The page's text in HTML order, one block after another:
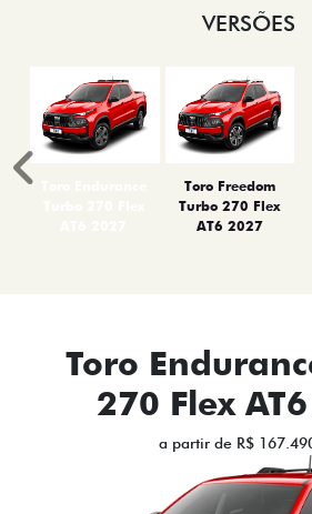
VERSÕES
Toro Freedom
Turbo 270 Flex
AT6 2027
Anterior
Toro
270 Flex
a partir de R$